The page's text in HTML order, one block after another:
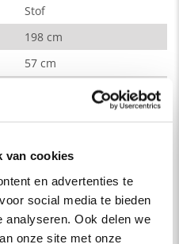
van cookies
en advertenties te
social media te bieden
analyseren. Ook delen we
onze site met onze
speciale stofzuig kop die bij
wordt. Die zorgt ervoor
de stof intact blijft.
vlekken dient u altijd eerst
met een zachte doek of
behulp van een vochtige
dan de overtollige
zachte borstel. Stofzuig
Stof
198 cm
57 cm
Koudschuim